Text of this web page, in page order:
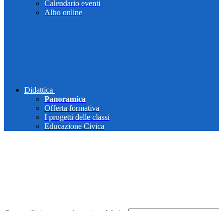
Calendario eventi
Albo online
Didattica
Panoramica
Offerta formativa
I progetti delle classi
Educazione Civica